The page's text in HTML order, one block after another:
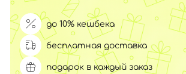
до 10% кешбека
бесплатная доставка
подарок в каждый заказ